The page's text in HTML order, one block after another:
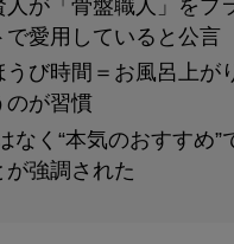
人が「骨盤職人」をプ
で愛用していると公言
うび時間＝お風呂上が
のが習慣
なく“本気のおすすめ”
が強調された